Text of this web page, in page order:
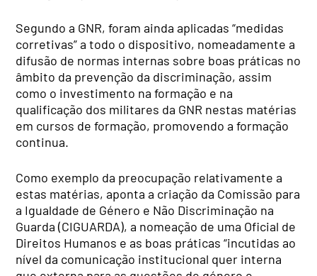
Segundo a GNR, foram ainda aplicadas “medidas
corretivas” a todo o dispositivo, nomeadamente a
difusão de normas internas sobre boas práticas no
âmbito da prevenção da discriminação, assim
como o investimento na formação e na
qualificação dos militares da GNR nestas matérias
em cursos de formação, promovendo a formação
continua.
Como exemplo da preocupação relativamente a
estas matérias, aponta a criação da Comissão para
a Igualdade de Género e Não Discriminação na
Guarda (CIGUARDA), a nomeação de uma Oficial de
Direitos Humanos e as boas práticas “incutidas ao
nível da comunicação institucional quer interna